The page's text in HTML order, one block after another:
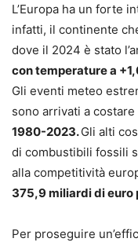
L’Europa ha un forte
infatti, il continente
dove il 2024 è stato
con temperature a
Gli eventi meteo
sono arrivati a costare
1980-2023.Gli alti
di combustibili fossili
alla competitività
375,9 miliardi di euro
Per proseguire